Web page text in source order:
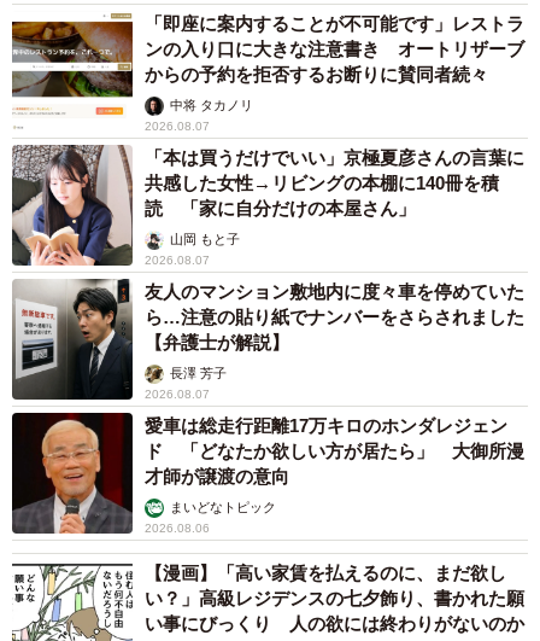
「即座に案内することが不可能です」レストラ
ンの入り口に大きな注意書き オートリザーブ
からの予約を拒否するお断りに賛同者続々
中将 タカノリ
2026.08.07
「本は買うだけでいい」京極夏彦さんの言葉に
共感した女性→リビングの本棚に140冊を積
読 「家に自分だけの本屋さん」
山岡 もと子
2026.08.07
友人のマンション敷地内に度々車を停めていた
ら…注意の貼り紙でナンバーをさらされました
【弁護士が解説】
長澤 芳子
2026.08.07
愛車は総走行距離17万キロのホンダレジェン
ド 「どなたか欲しい方が居たら」 大御所漫
才師が譲渡の意向
まいどなトピック
2026.08.06
【漫画】「高い家賃を払えるのに、まだ欲し
い？」高級レジデンスの七夕飾り、書かれた願
い事にびっくり 人の欲には終わりがないのか